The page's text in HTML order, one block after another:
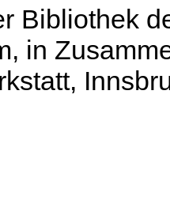
Bibliothek
in